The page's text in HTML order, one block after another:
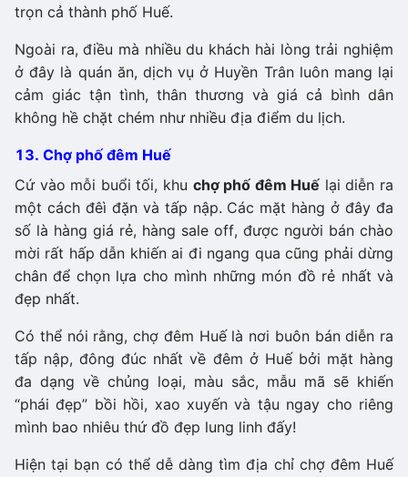
trọn cả thành phố Huế.
Ngoài ra, điều mà nhiều du khách hài lòng trải nghiệm
ở đây là quán ăn, dịch vụ ở Huyền Trân luôn mang lại
cảm giác tận tình, thân thương và giá cả bình dân
không hề chặt chém như nhiều địa điểm du lịch.
13. Chợ phố đêm Huế
Cứ vào mỗi buổi tối, khu chợ phố đêm Huế lại diễn ra
một cách đêì đặn và tấp nập. Các mặt hàng ở đây đa
số là hàng giá rẻ, hàng sale off, được người bán chào
mời rất hấp dẫn khiến ai đi ngang qua cũng phải dừng
chân để chọn lựa cho mình những món đồ rẻ nhất và
đẹp nhất.
Có thể nói rằng, chợ đêm Huế là nơi buôn bán diễn ra
tấp nập, đông đúc nhất về đêm ở Huế bởi mặt hàng
đa dạng về chủng loại, màu sắc, mẫu mã sẽ khiến
“phái đẹp” bồi hồi, xao xuyến và tậu ngay cho riêng
mình bao nhiêu thứ đồ đẹp lung linh đấy!
Hiện tại bạn có thể dễ dàng tìm địa chỉ chợ đêm Huế